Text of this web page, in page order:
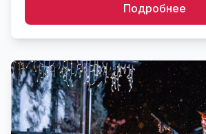
Подробнее